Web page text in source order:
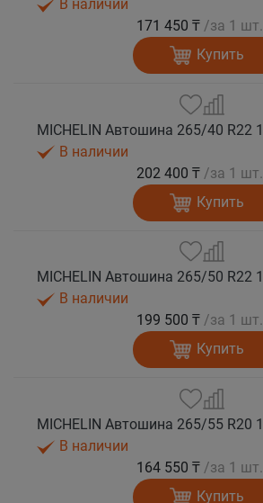
В наличии
171 450 ₸ /за 1 шт.
Купить
В наличии
202 400 ₸ /за 1 шт.
Купить
В наличии
199 500 ₸ /за 1 шт.
Купить
В наличии
164 550 ₸ /за 1 шт.
Купить